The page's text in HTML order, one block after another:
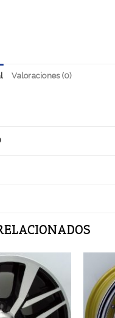
Valoraciones (0)